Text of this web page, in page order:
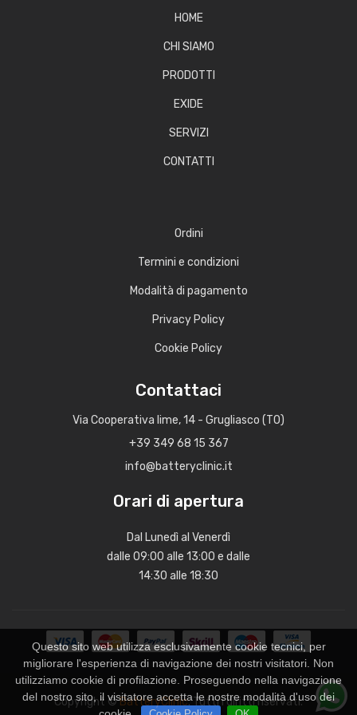
HOME
CHI SIAMO
PRODOTTI
EXIDE
SERVIZI
CONTATTI
Ordini
Termini e condizioni
Modalità di pagamento
Privacy Policy
Cookie Policy
Contattaci
Via Cooperativa lime, 14 - Grugliasco (TO)
+39 349 68 15 367
info@batteryclinic.it
Orari di apertura
Dal Lunedì al Venerdì
dalle 09:00 alle 13:00 e dalle
14:30 alle 18:30
Copyright ©BatteryClinic. Tutti i diritti riservati.
Questo sito web utilizza esclusivamente cookie tecnici, per
migliorare l'esperienza di navigazione dei nostri visitatori. Non
utilizziamo cookie di profilazione. Proseguendo nella navigazione
del nostro sito, il visitatore accetta le nostre modalità d'uso dei